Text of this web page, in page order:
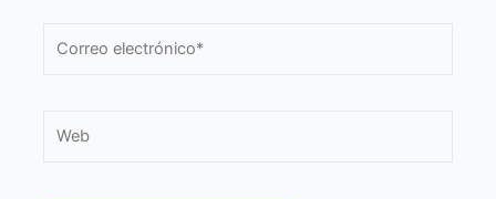
electrónico*